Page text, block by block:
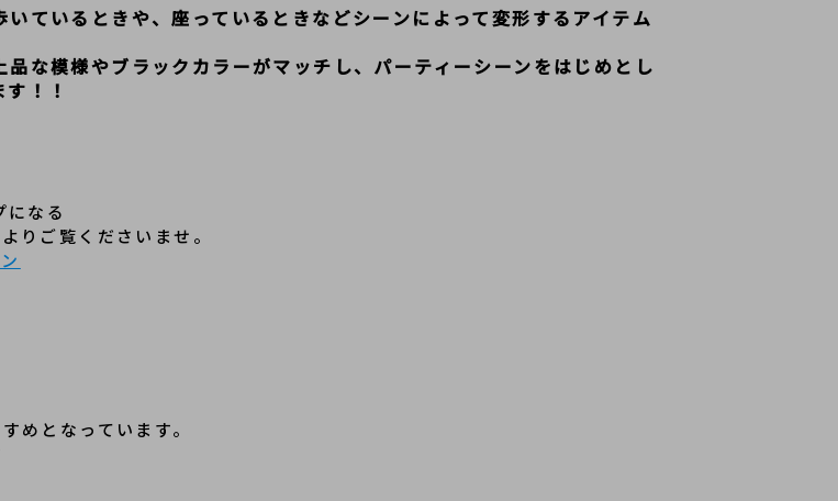
ているときや、座っているときなどシーンによって変形するアイテム
な模様やブラックカラーがマッチし、パーティーシーンをはじめとし
！！
なる
りご覧くださいませ。
めとなっています。